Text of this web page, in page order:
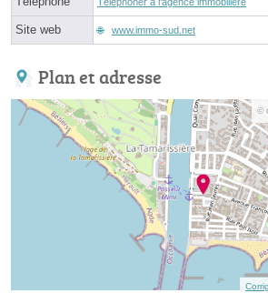
Site web www.immo-sud.net
Plan et adresse
©